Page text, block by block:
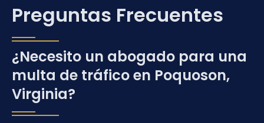
Preguntas Frecuentes
¿Necesito un abogado para una
multa de tráfico en Poquoson,
Virginia?